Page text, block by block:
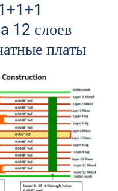
12 слоев
платы